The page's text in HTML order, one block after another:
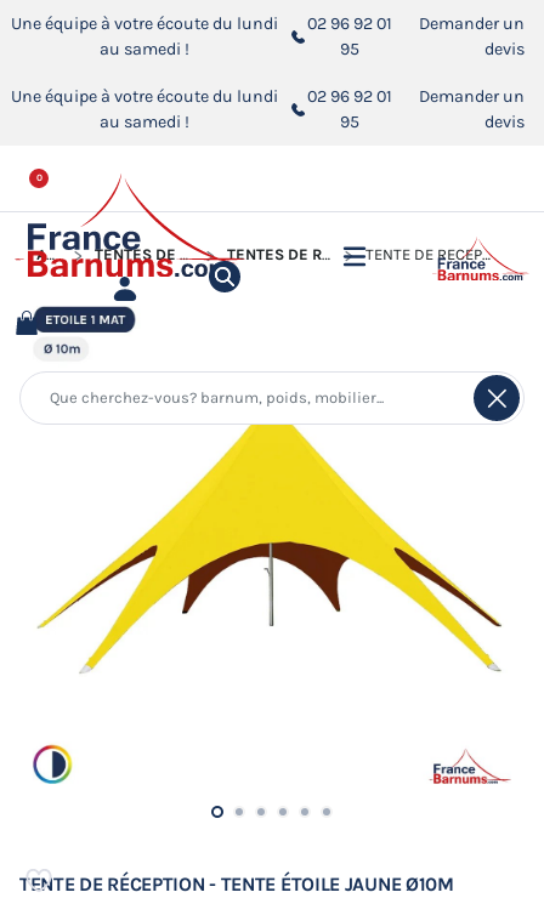
Une équipe à votre écoute du lundi
au samedi !
02 96 92 01
95
Demander un
devis
Une équipe à votre écoute du lundi
au samedi !
02 96 92 01
95
Demander un
devis
0
ACCUEIL TENTES DE RÉCEPTION - CHAPITEAUX TENTES DE RÉCEPTION - TENTES ÉTOILE TENTE DE RÉCEPTION - TENTE ÉTOILE JAUNE Ø10M
TENTE DE RÉCEPTION - TENTE ÉTOILE JAUNE Ø10M